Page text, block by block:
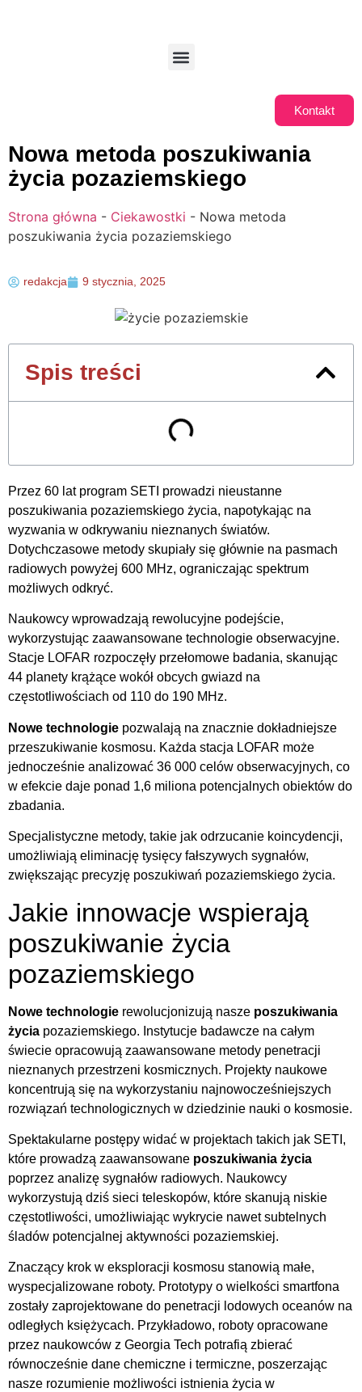
Kontakt
Nowa metoda poszukiwania
życia pozaziemskiego
Strona główna - Ciekawostki - Nowa metoda
poszukiwania życia pozaziemskiego
redakcja 9 stycznia, 2025
Spis treści
Przez 60 lat program SETI prowadzi nieustanne
poszukiwania pozaziemskiego życia, napotykając na
wyzwania w odkrywaniu nieznanych światów.
Dotychczasowe metody skupiały się głównie na pasmach
radiowych powyżej 600 MHz, ograniczając spektrum
możliwych odkryć.
Naukowcy wprowadzają rewolucyjne podejście,
wykorzystując zaawansowane technologie obserwacyjne.
Stacje LOFAR rozpoczęły przełomowe badania, skanując
44 planety krążące wokół obcych gwiazd na
częstotliwościach od 110 do 190 MHz.
Nowe technologie pozwalają na znacznie dokładniejsze
przeszukiwanie kosmosu. Każda stacja LOFAR może
jednocześnie analizować 36 000 celów obserwacyjnych, co
w efekcie daje ponad 1,6 miliona potencjalnych obiektów do
zbadania.
Specjalistyczne metody, takie jak odrzucanie koincydencji,
umożliwiają eliminację tysięcy fałszywych sygnałów,
zwiększając precyzję poszukiwań pozaziemskiego życia.
Jakie innowacje wspierają
poszukiwanie życia
pozaziemskiego
Nowe technologie rewolucjonizują nasze poszukiwania
życia pozaziemskiego. Instytucje badawcze na całym
świecie opracowują zaawansowane metody penetracji
nieznanych przestrzeni kosmicznych. Projekty naukowe
koncentrują się na wykorzystaniu najnowocześniejszych
rozwiązań technologicznych w dziedzinie nauki o kosmosie.
Spektakularne postępy widać w projektach takich jak SETI,
które prowadzą zaawansowane poszukiwania życia
poprzez analizę sygnałów radiowych. Naukowcy
wykorzystują dziś sieci teleskopów, które skanują niskie
częstotliwości, umożliwiając wykrycie nawet subtelnych
śladów potencjalnej aktywności pozaziemskiej.
Znaczący krok w eksploracji kosmosu stanowią małe,
wyspecjalizowane roboty. Prototypy o wielkości smartfona
zostały zaprojektowane do penetracji lodowych oceanów na
odległych księżycach. Przykładowo, roboty opracowane
przez naukowców z Georgia Tech potrafią zbierać
równocześnie dane chemiczne i termiczne, poszerzając
nasze rozumienie możliwości istnienia życia w